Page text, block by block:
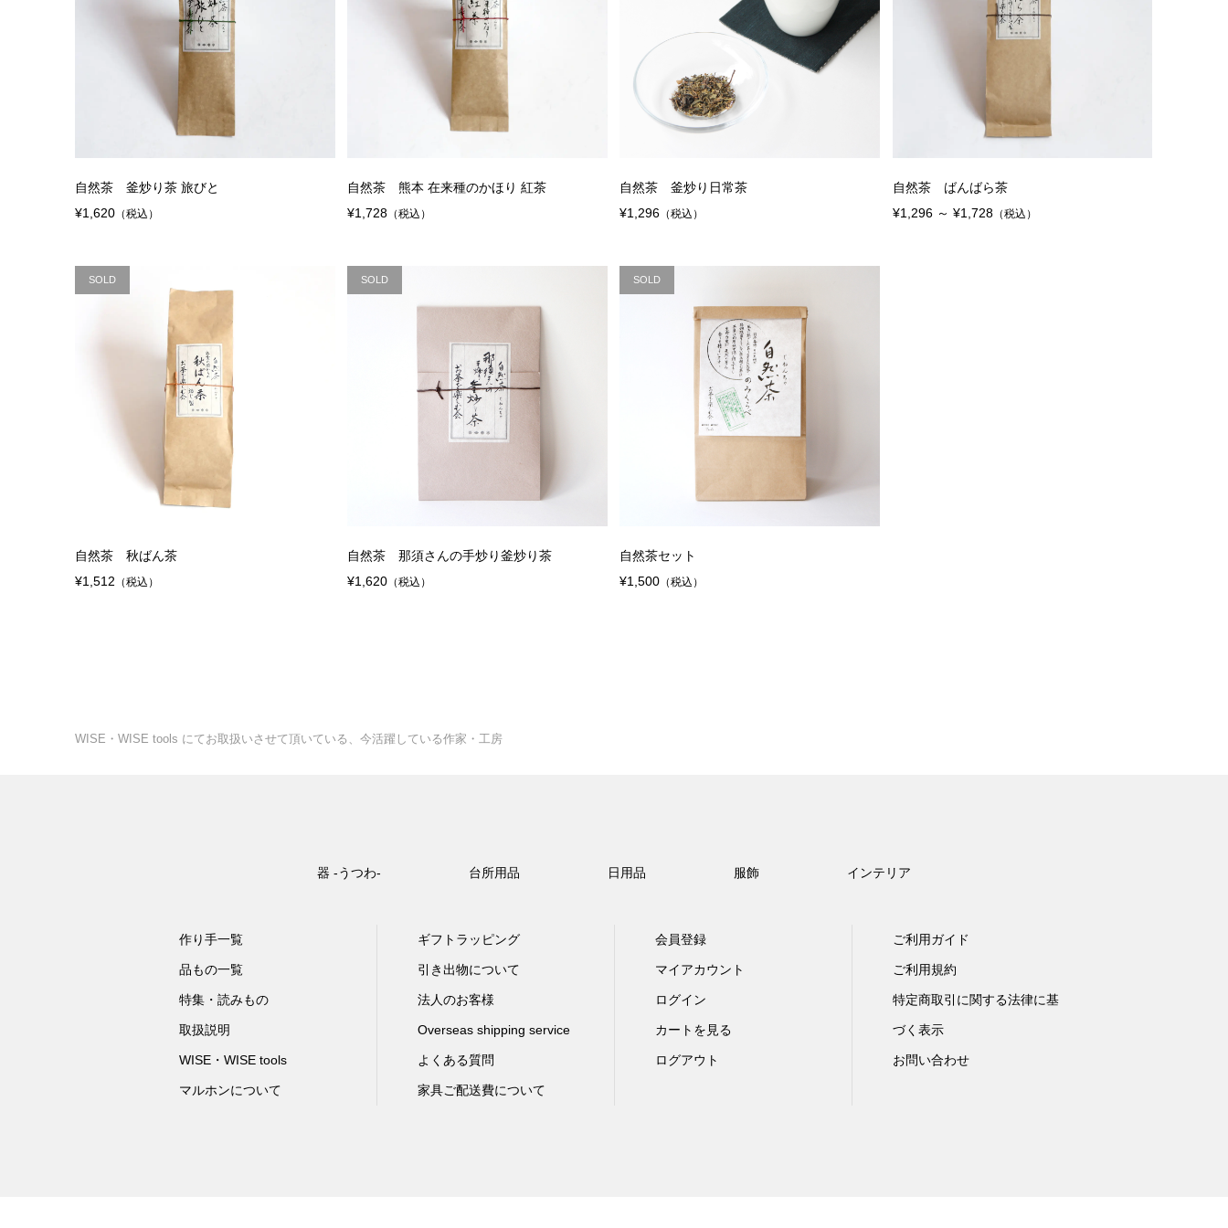
自然茶 釜炒り茶 旅びと
¥1,620 （税込）
自然茶 熊本 在来種のかほり 紅茶
¥1,728 （税込）
自然茶 釜炒り日常茶
¥1,296 （税込）
自然茶 ばんばら茶
¥1,296 ～ ¥1,728（税込）
SOLD
自然茶 秋ばん茶
¥1,512 （税込）
SOLD
自然茶 那須さんの手炒り釜炒り茶
¥1,620 （税込）
SOLD
自然茶セット
¥1,500 （税込）
WISE・WISE tools にてお取扱いさせて頂いている、今活躍している作家・工房
器 -うつわ- 台所用品 日用品 服飾 インテリア
作り手一覧
品もの一覧
特集・読みもの
取扱説明
WISE・WISE tools
マルホンについて
ギフトラッピング
引き出物について
法人のお客様
Overseas shipping service
よくある質問
家具ご配送費について
会員登録
マイアカウント
ログイン
カートを見る
ログアウト
ご利用ガイド
ご利用規約
特定商取引に関する法律に基
づく表示
お問い合わせ